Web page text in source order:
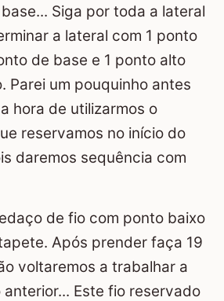
Siga por toda a lateral
a lateral com 1 ponto
de base e 1 ponto alto
Parei um pouquinho antes
hora de utilizarmos o
reservamos no início do
daremos sequência com
de fio com ponto baixo
Após prender faça 19
voltaremos a trabalhar a
Este fio reservado